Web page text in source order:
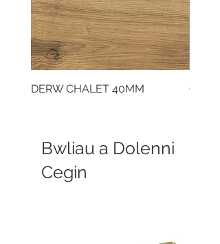
DERW CHALET 40MM
Bwliau a Dolenni
Cegin